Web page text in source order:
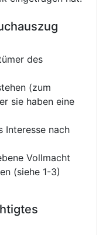
des
(zum
sie haben eine
Interesse nach
Vollmacht
(siehe 1-3)